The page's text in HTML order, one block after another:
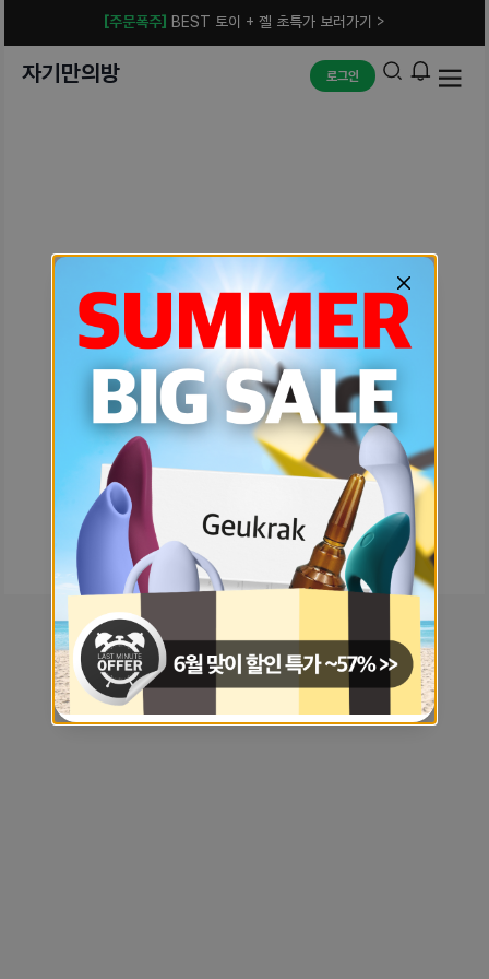
[주문폭주] BEST 토이 + 젤 초특가 보러가기 >
자기만의방 로그인
예상치 못한 에러입니다.